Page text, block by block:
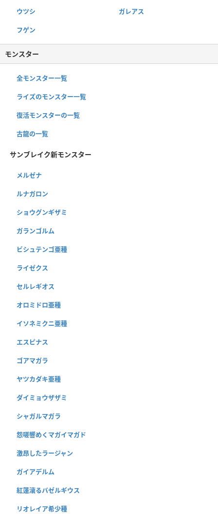
ウツシ ガレアス
フゲン
モンスター
全モンスター一覧
ライズのモンスター一覧
復活モンスターの一覧
古龍の一覧
サンブレイク新モンスター
メルゼナ
ルナガロン
ショウグンギザミ
ガランゴルム
ビシュテンゴ亜種
ライゼクス
セルレギオス
オロミドロ亜種
イソネミクニ亜種
エスピナス
ゴアマガラ
ヤツカダキ亜種
ダイミョウザザミ
シャガルマガラ
怨嗟響めくマガイマガド
激昂したラージャン
ガイアデルム
紅蓮滾るバゼルギウス
リオレイア希少種